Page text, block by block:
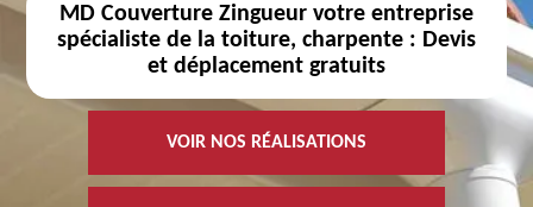
MD Couverture Zingueur votre entreprise
spécialiste de la toiture, charpente : Devis
et déplacement gratuits
VOIR NOS RÉALISATIONS